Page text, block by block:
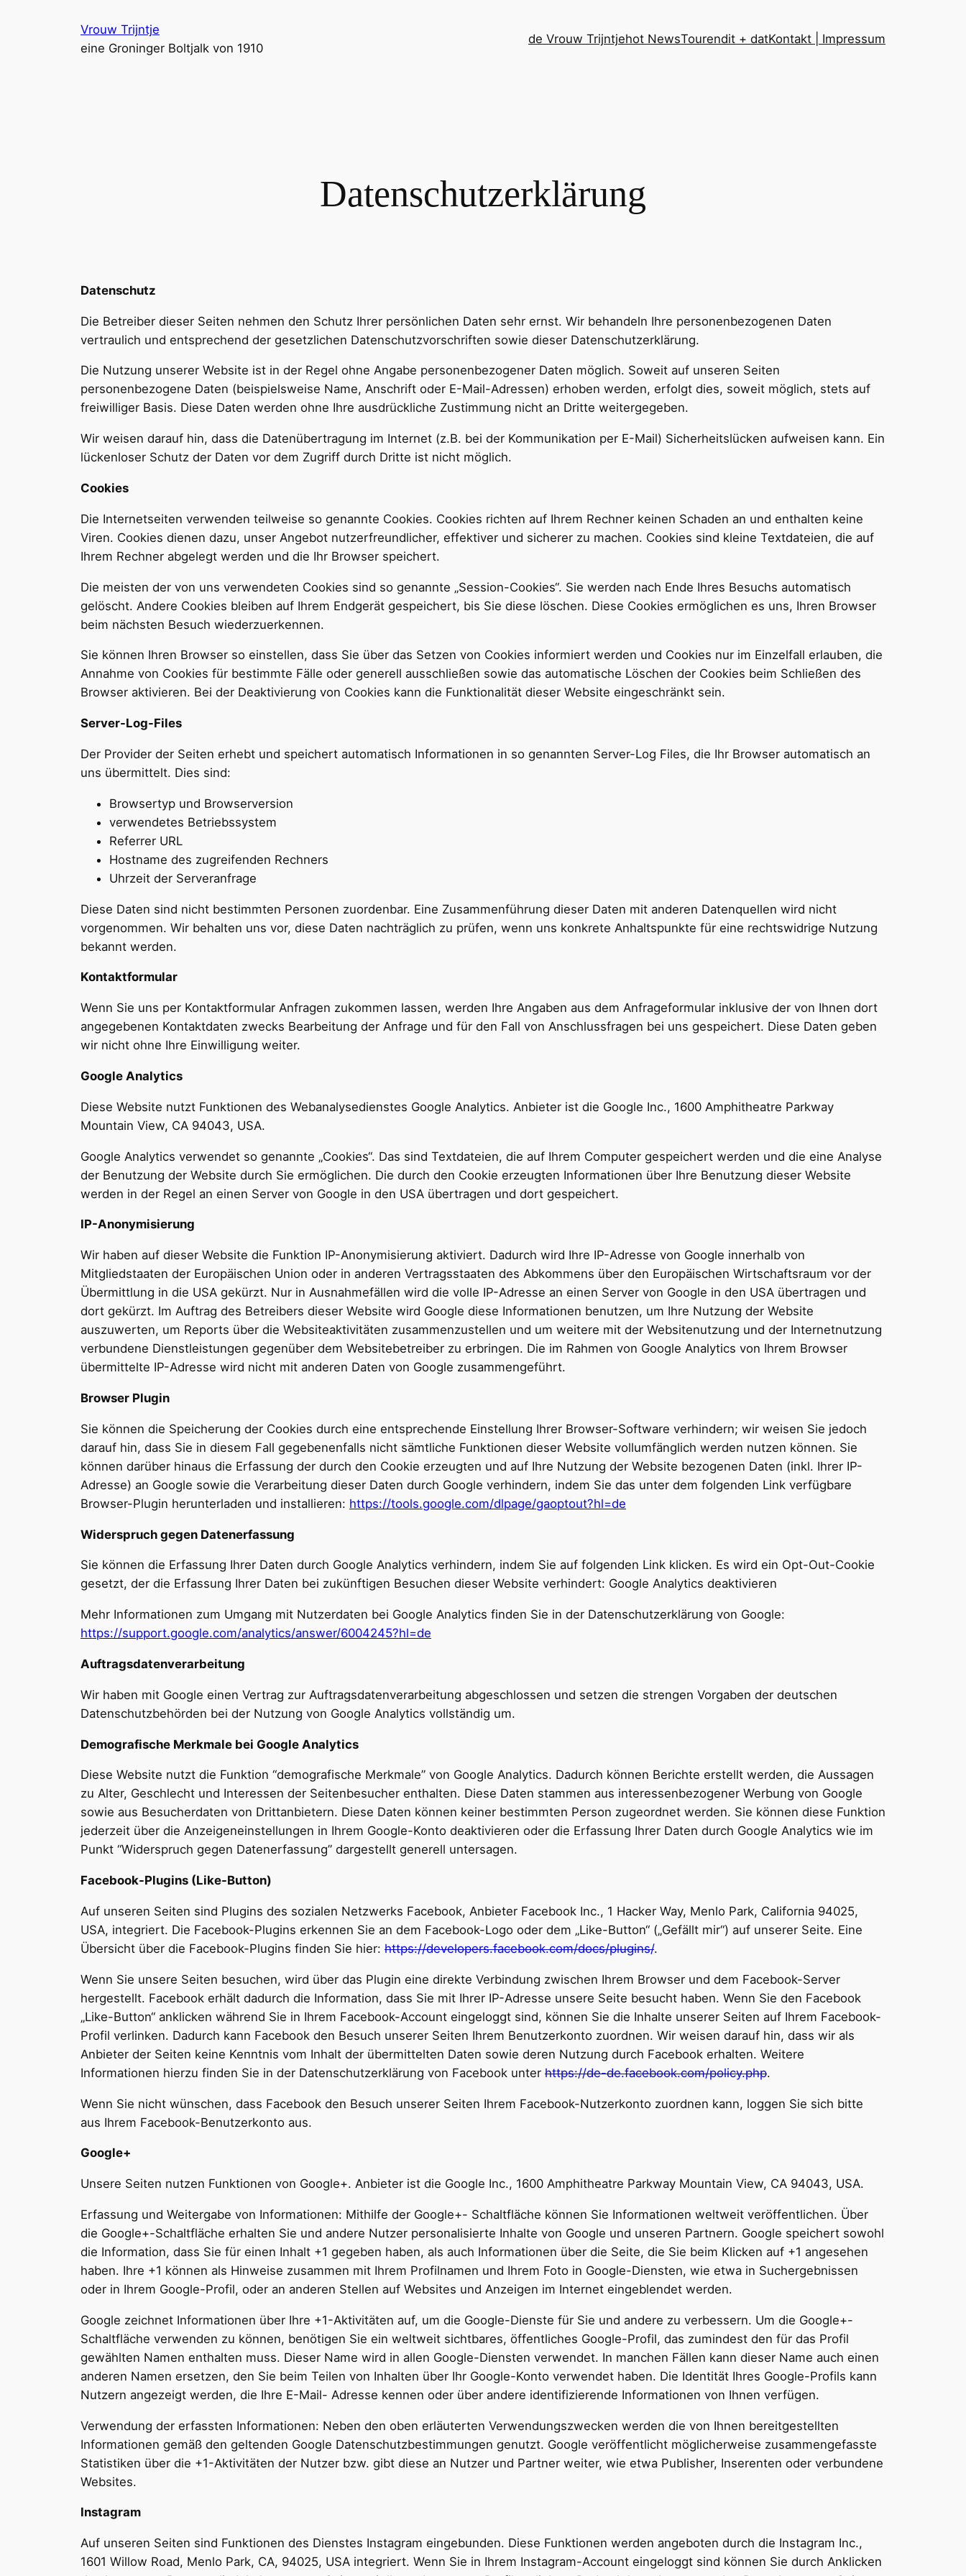
Vrouw Trijntje
eine Groninger Boltjalk von 1910
de Vrouw Trijntjehot NewsTourendit + datKontakt | Impressum
Datenschutzerklärung
Datenschutz
Die Betreiber dieser Seiten nehmen den Schutz Ihrer persönlichen Daten sehr ernst. Wir behandeln Ihre personenbezogenen Daten
vertraulich und entsprechend der gesetzlichen Datenschutzvorschriften sowie dieser Datenschutzerklärung.
Die Nutzung unserer Website ist in der Regel ohne Angabe personenbezogener Daten möglich. Soweit auf unseren Seiten
personenbezogene Daten (beispielsweise Name, Anschrift oder E-Mail-Adressen) erhoben werden, erfolgt dies, soweit möglich, stets auf
freiwilliger Basis. Diese Daten werden ohne Ihre ausdrückliche Zustimmung nicht an Dritte weitergegeben.
Wir weisen darauf hin, dass die Datenübertragung im Internet (z.B. bei der Kommunikation per E-Mail) Sicherheitslücken aufweisen kann. Ein
lückenloser Schutz der Daten vor dem Zugriff durch Dritte ist nicht möglich.
Cookies
Die Internetseiten verwenden teilweise so genannte Cookies. Cookies richten auf Ihrem Rechner keinen Schaden an und enthalten keine
Viren. Cookies dienen dazu, unser Angebot nutzerfreundlicher, effektiver und sicherer zu machen. Cookies sind kleine Textdateien, die auf
Ihrem Rechner abgelegt werden und die Ihr Browser speichert.
Die meisten der von uns verwendeten Cookies sind so genannte „Session-Cookies“. Sie werden nach Ende Ihres Besuchs automatisch
gelöscht. Andere Cookies bleiben auf Ihrem Endgerät gespeichert, bis Sie diese löschen. Diese Cookies ermöglichen es uns, Ihren Browser
beim nächsten Besuch wiederzuerkennen.
Sie können Ihren Browser so einstellen, dass Sie über das Setzen von Cookies informiert werden und Cookies nur im Einzelfall erlauben, die
Annahme von Cookies für bestimmte Fälle oder generell ausschließen sowie das automatische Löschen der Cookies beim Schließen des
Browser aktivieren. Bei der Deaktivierung von Cookies kann die Funktionalität dieser Website eingeschränkt sein.
Server-Log-Files
Der Provider der Seiten erhebt und speichert automatisch Informationen in so genannten Server-Log Files, die Ihr Browser automatisch an
uns übermittelt. Dies sind:
Browsertyp und Browserversion
verwendetes Betriebssystem
Referrer URL
Hostname des zugreifenden Rechners
Uhrzeit der Serveranfrage
Diese Daten sind nicht bestimmten Personen zuordenbar. Eine Zusammenführung dieser Daten mit anderen Datenquellen wird nicht
vorgenommen. Wir behalten uns vor, diese Daten nachträglich zu prüfen, wenn uns konkrete Anhaltspunkte für eine rechtswidrige Nutzung
bekannt werden.
Kontaktformular
Wenn Sie uns per Kontaktformular Anfragen zukommen lassen, werden Ihre Angaben aus dem Anfrageformular inklusive der von Ihnen dort
angegebenen Kontaktdaten zwecks Bearbeitung der Anfrage und für den Fall von Anschlussfragen bei uns gespeichert. Diese Daten geben
wir nicht ohne Ihre Einwilligung weiter.
Google Analytics
Diese Website nutzt Funktionen des Webanalysedienstes Google Analytics. Anbieter ist die Google Inc., 1600 Amphitheatre Parkway
Mountain View, CA 94043, USA.
Google Analytics verwendet so genannte „Cookies“. Das sind Textdateien, die auf Ihrem Computer gespeichert werden und die eine Analyse
der Benutzung der Website durch Sie ermöglichen. Die durch den Cookie erzeugten Informationen über Ihre Benutzung dieser Website
werden in der Regel an einen Server von Google in den USA übertragen und dort gespeichert.
IP-Anonymisierung
Wir haben auf dieser Website die Funktion IP-Anonymisierung aktiviert. Dadurch wird Ihre IP-Adresse von Google innerhalb von
Mitgliedstaaten der Europäischen Union oder in anderen Vertragsstaaten des Abkommens über den Europäischen Wirtschaftsraum vor der
Übermittlung in die USA gekürzt. Nur in Ausnahmefällen wird die volle IP-Adresse an einen Server von Google in den USA übertragen und
dort gekürzt. Im Auftrag des Betreibers dieser Website wird Google diese Informationen benutzen, um Ihre Nutzung der Website
auszuwerten, um Reports über die Websiteaktivitäten zusammenzustellen und um weitere mit der Websitenutzung und der Internetnutzung
verbundene Dienstleistungen gegenüber dem Websitebetreiber zu erbringen. Die im Rahmen von Google Analytics von Ihrem Browser
übermittelte IP-Adresse wird nicht mit anderen Daten von Google zusammengeführt.
Browser Plugin
Sie können die Speicherung der Cookies durch eine entsprechende Einstellung Ihrer Browser-Software verhindern; wir weisen Sie jedoch
darauf hin, dass Sie in diesem Fall gegebenenfalls nicht sämtliche Funktionen dieser Website vollumfänglich werden nutzen können. Sie
können darüber hinaus die Erfassung der durch den Cookie erzeugten und auf Ihre Nutzung der Website bezogenen Daten (inkl. Ihrer IP-
Adresse) an Google sowie die Verarbeitung dieser Daten durch Google verhindern, indem Sie das unter dem folgenden Link verfügbare
Browser-Plugin herunterladen und installieren: https://tools.google.com/dlpage/gaoptout?hl=de
Widerspruch gegen Datenerfassung
Sie können die Erfassung Ihrer Daten durch Google Analytics verhindern, indem Sie auf folgenden Link klicken. Es wird ein Opt-Out-Cookie
gesetzt, der die Erfassung Ihrer Daten bei zukünftigen Besuchen dieser Website verhindert: Google Analytics deaktivieren
Mehr Informationen zum Umgang mit Nutzerdaten bei Google Analytics finden Sie in der Datenschutzerklärung von Google:
https://support.google.com/analytics/answer/6004245?hl=de
Auftragsdatenverarbeitung
Wir haben mit Google einen Vertrag zur Auftragsdatenverarbeitung abgeschlossen und setzen die strengen Vorgaben der deutschen
Datenschutzbehörden bei der Nutzung von Google Analytics vollständig um.
Demografische Merkmale bei Google Analytics
Diese Website nutzt die Funktion “demografische Merkmale” von Google Analytics. Dadurch können Berichte erstellt werden, die Aussagen
zu Alter, Geschlecht und Interessen der Seitenbesucher enthalten. Diese Daten stammen aus interessenbezogener Werbung von Google
sowie aus Besucherdaten von Drittanbietern. Diese Daten können keiner bestimmten Person zugeordnet werden. Sie können diese Funktion
jederzeit über die Anzeigeneinstellungen in Ihrem Google-Konto deaktivieren oder die Erfassung Ihrer Daten durch Google Analytics wie im
Punkt “Widerspruch gegen Datenerfassung” dargestellt generell untersagen.
Facebook-Plugins (Like-Button)
Auf unseren Seiten sind Plugins des sozialen Netzwerks Facebook, Anbieter Facebook Inc., 1 Hacker Way, Menlo Park, California 94025,
USA, integriert. Die Facebook-Plugins erkennen Sie an dem Facebook-Logo oder dem „Like-Button“ („Gefällt mir“) auf unserer Seite. Eine
Übersicht über die Facebook-Plugins finden Sie hier: https://developers.facebook.com/docs/plugins/.
Wenn Sie unsere Seiten besuchen, wird über das Plugin eine direkte Verbindung zwischen Ihrem Browser und dem Facebook-Server
hergestellt. Facebook erhält dadurch die Information, dass Sie mit Ihrer IP-Adresse unsere Seite besucht haben. Wenn Sie den Facebook
„Like-Button“ anklicken während Sie in Ihrem Facebook-Account eingeloggt sind, können Sie die Inhalte unserer Seiten auf Ihrem Facebook-
Profil verlinken. Dadurch kann Facebook den Besuch unserer Seiten Ihrem Benutzerkonto zuordnen. Wir weisen darauf hin, dass wir als
Anbieter der Seiten keine Kenntnis vom Inhalt der übermittelten Daten sowie deren Nutzung durch Facebook erhalten. Weitere
Informationen hierzu finden Sie in der Datenschutzerklärung von Facebook unter https://de-de.facebook.com/policy.php.
Wenn Sie nicht wünschen, dass Facebook den Besuch unserer Seiten Ihrem Facebook-Nutzerkonto zuordnen kann, loggen Sie sich bitte
aus Ihrem Facebook-Benutzerkonto aus.
Google+
Unsere Seiten nutzen Funktionen von Google+. Anbieter ist die Google Inc., 1600 Amphitheatre Parkway Mountain View, CA 94043, USA.
Erfassung und Weitergabe von Informationen: Mithilfe der Google+- Schaltfläche können Sie Informationen weltweit veröffentlichen. Über
die Google+-Schaltfläche erhalten Sie und andere Nutzer personalisierte Inhalte von Google und unseren Partnern. Google speichert sowohl
die Information, dass Sie für einen Inhalt +1 gegeben haben, als auch Informationen über die Seite, die Sie beim Klicken auf +1 angesehen
haben. Ihre +1 können als Hinweise zusammen mit Ihrem Profilnamen und Ihrem Foto in Google-Diensten, wie etwa in Suchergebnissen
oder in Ihrem Google-Profil, oder an anderen Stellen auf Websites und Anzeigen im Internet eingeblendet werden.
Google zeichnet Informationen über Ihre +1-Aktivitäten auf, um die Google-Dienste für Sie und andere zu verbessern. Um die Google+-
Schaltfläche verwenden zu können, benötigen Sie ein weltweit sichtbares, öffentliches Google-Profil, das zumindest den für das Profil
gewählten Namen enthalten muss. Dieser Name wird in allen Google-Diensten verwendet. In manchen Fällen kann dieser Name auch einen
anderen Namen ersetzen, den Sie beim Teilen von Inhalten über Ihr Google-Konto verwendet haben. Die Identität Ihres Google-Profils kann
Nutzern angezeigt werden, die Ihre E-Mail- Adresse kennen oder über andere identifizierende Informationen von Ihnen verfügen.
Verwendung der erfassten Informationen: Neben den oben erläuterten Verwendungszwecken werden die von Ihnen bereitgestellten
Informationen gemäß den geltenden Google Datenschutzbestimmungen genutzt. Google veröffentlicht möglicherweise zusammengefasste
Statistiken über die +1-Aktivitäten der Nutzer bzw. gibt diese an Nutzer und Partner weiter, wie etwa Publisher, Inserenten oder verbundene
Websites.
Instagram
Auf unseren Seiten sind Funktionen des Dienstes Instagram eingebunden. Diese Funktionen werden angeboten durch die Instagram Inc.,
1601 Willow Road, Menlo Park, CA, 94025, USA integriert. Wenn Sie in Ihrem Instagram-Account eingeloggt sind können Sie durch Anklicken